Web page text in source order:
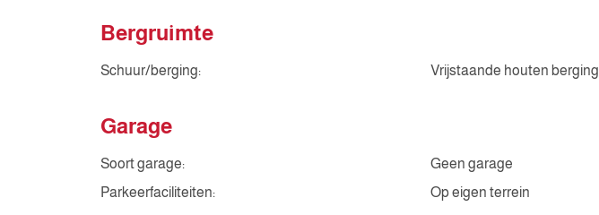
Bergruimte
Schuur/berging: Vrijstaande houten berging
Garage
Soort garage:
Geen garage
Parkeerfaciliteiten:
Op eigen terrein